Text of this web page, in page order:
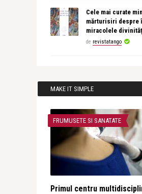
Cele mai curate
mărturisiri despre
miracolele
de revistatango
MAKE IT SIMPLE
FRUMUSETE SI SANATATE
Primul centru